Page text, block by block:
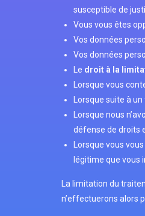
susceptible de
Vous vous êtes
Vos données
Vos données
Le droit à la
Lorsque vous
Lorsque suite à
Lorsque nous
défense de droits
Lorsque vous
légitime que vous
La limitation du
n’effectuerons alors